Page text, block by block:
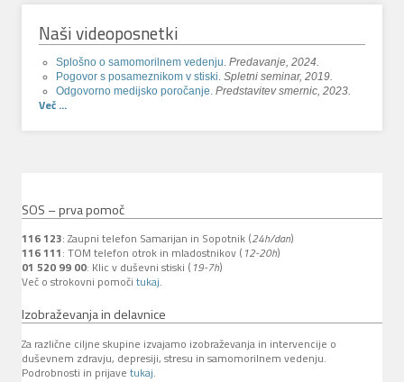
Naši videoposnetki
Splošno o samomorilnem vedenju. Predavanje, 2024.
Pogovor s posameznikom v stiski. Spletni seminar, 2019.
Odgovorno medijsko poročanje. Predstavitev smernic, 2023.
Več ...
SOS – prva pomoč
116 123: Zaupni telefon Samarijan in Sopotnik (24h/dan)
116 111: TOM telefon otrok in mladostnikov ( 12-20h)
01 520 99 00: Klic v duševni stiski ( 19-7h)
Več o strokovni pomoči tukaj.
Izobraževanja in delavnice
Za različne ciljne skupine izvajamo izobraževanja in intervencije o
duševnem zdravju, depresiji, stresu in samomorilnem vedenju.
Podrobnosti in prijave tukaj.